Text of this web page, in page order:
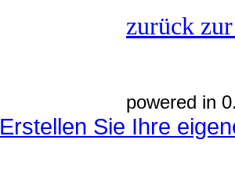
zurück
powered in
Erstellen Sie Ihre